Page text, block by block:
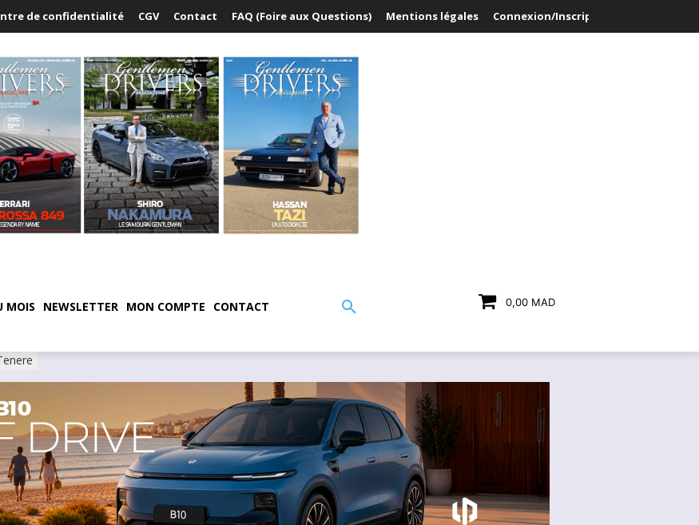
de confidentialité CGV Contact FAQ (Foire aux Questions) Mentions légales Connexion/Inscription
MOIS NEWSLETTER MON COMPTE CONTACT 0,00 MAD